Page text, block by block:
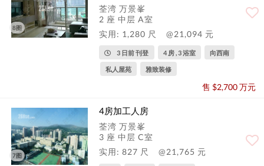
8图
荃湾 万景峯
2 座 中层 A室
实用: 1,280 尺
@21,094 元
3 日前 刊登 4 房 , 3 浴室 向西南
私人屋苑 雅致装修
售 $2,700 万元
7图
4房加工人房
荃湾 万景峯
3 座 中层 C室
实用: 827 尺
@21,765 元